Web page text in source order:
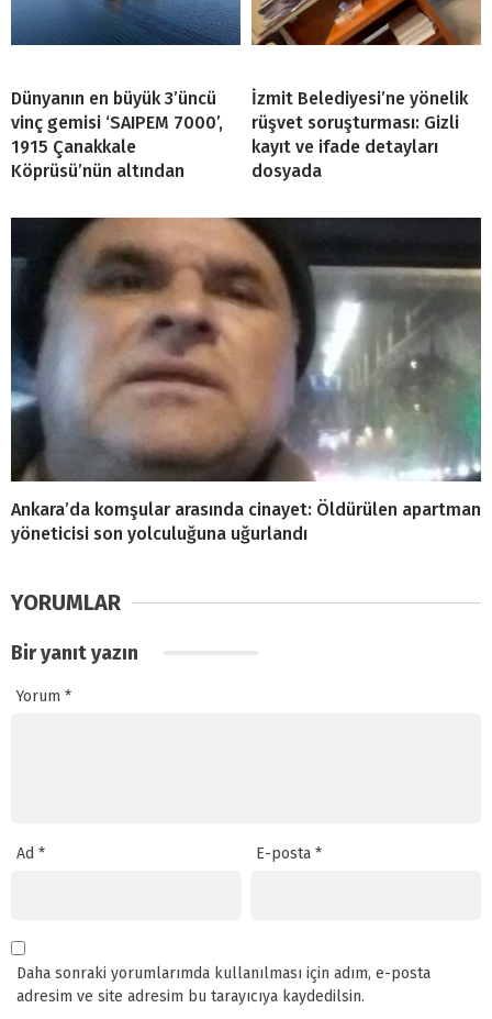
Dünyanın en büyük 3’üncü
vinç gemisi ‘SAIPEM 7000’,
1915 Çanakkale
Köprüsü’nün altından
İzmit Belediyesi’ne yönelik
rüşvet soruşturması: Gizli
kayıt ve ifade detayları
dosyada
Ankara’da komşular arasında cinayet: Öldürülen apartman
yöneticisi son yolculuğuna uğurlandı
YORUMLAR
Bir yanıt yazın
Yorum *
Ad * E-posta*
Daha sonraki yorumlarımda kullanılması için adım, e-posta
adresim ve site adresim bu tarayıcıya kaydedilsin.